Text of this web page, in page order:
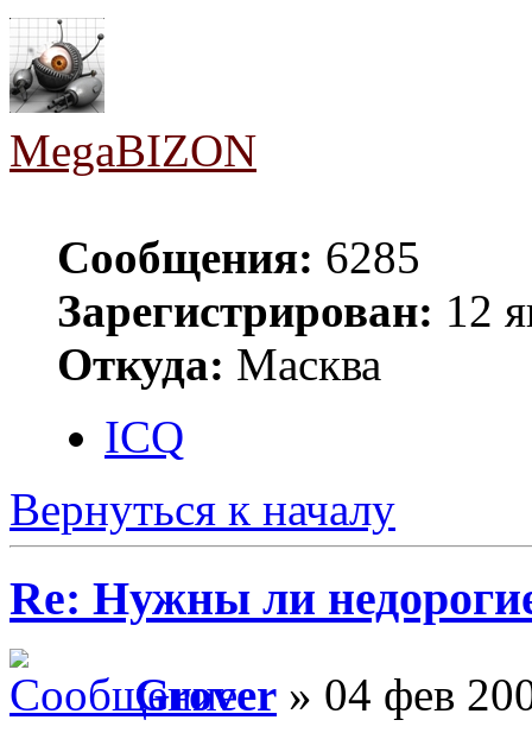
MegaBIZON
Сообщения: 6285
Зарегистрирован: 12
Откуда: Масква
ICQ
Вернуться к началу
Re: Нужны ли
Grover » 04 фев